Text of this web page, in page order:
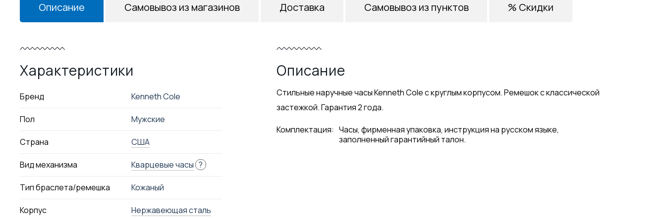
Описание
Характеристики
Бренд Kenneth Cole
Пол Мужские
Страна США
Вид механизма Кварцевые часы ?
Тип браслета/ремешка Кожаный
Корпус Нержавеющая сталь
Описание
Стильные наручные часы Kenneth Cole с круглым корпусом. Ремешок с классической
застежкой. Гарантия 2 года.
Комплектация: Часы, фирменная упаковка, инструкция на русском языке,
заполненный гарантийный талон.
Самовывоз из магазинов Доставка Самовывоз из пунктов % Скидки